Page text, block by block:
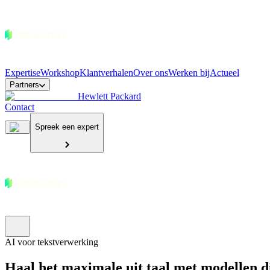
ExpertiseWorkshopKlantverhalenOver onsWerken bijActueel
Partners
Hewlett Packard
Contact
Spreek een expert
AI voor tekstverwerking